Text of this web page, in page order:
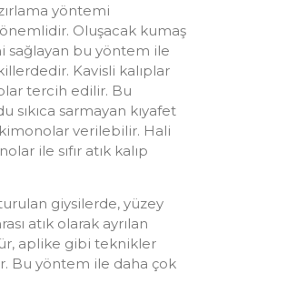
yöntemi
önemlidir. Oluşacak kumaş
sağlayan bu yöntem ile
Kavisli kalıplar
tercih edilir. Bu
sıkıca sarmayan kıyafet
verilebilir. Hali
ile sıfır atık kalıp
giysilerde, yüzey
atık olarak ayrılan
aplike gibi teknikler
Bu yöntem ile daha çok